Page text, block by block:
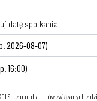
datę spotkania
Sp. z o.o. dla celów związanych z